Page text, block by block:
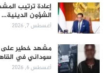
إعادة ترتيب
الشؤون الدينية…
أغسطس 7, 2026
مشهد خطير
سوداني في
أغسطس 6, 2026